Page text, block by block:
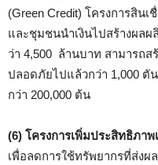
(Green Credit) โครงการสิน
และชุมชนนำเงินไปสร้างผล
ว่า 4,500 ล้านบาท สามารถส
ปลอดภัยไปแล้วกว่า 1,000 ตั
กว่า 200,000 ต้น
(6) โครงการเพิ่มประสิทธิภา
เพื่อลดการใช้ทรัพยากรที่ส่ง